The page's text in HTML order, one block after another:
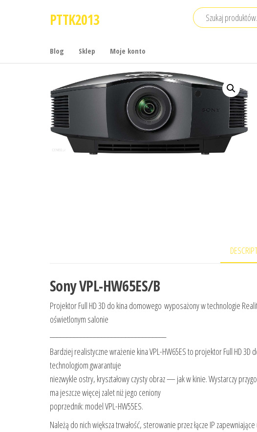
PTTK2013
Blog Sklep Moje konto
Sony VPL-HW65ES/B
Projektor Full HD 3D do kina domowego wyposażony w technologie
oświetlonym salonie
Bardziej realistyczne wrażenie kina VPL-HW65ES to projektor Full HD
technologiom gwarantuje
niezwykle ostry, kryształowy czysty obraz — jak w kinie. Wystarczy
ma jeszcze więcej zalet niż jego ceniony
poprzednik: model VPL-HW55ES.
Należą do nich większa trwałość, sterowanie przez łącze IP